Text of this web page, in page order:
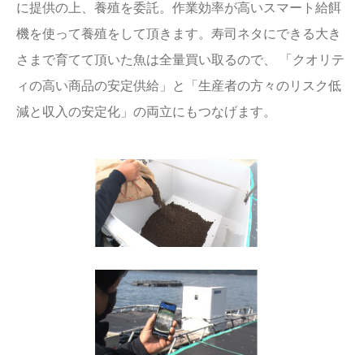
に提供の上、養殖を委託。作業効率が高いスマート給餌
機を使って養殖をして頂きます。寿司ネタにできる大き
さまで育てて頂いた魚は全量買い取るので、 「クオリテ
ィの高い商品の安定供給」と「生産者の方々のリスク低
減と収入の安定化」の両立にもつなげます。